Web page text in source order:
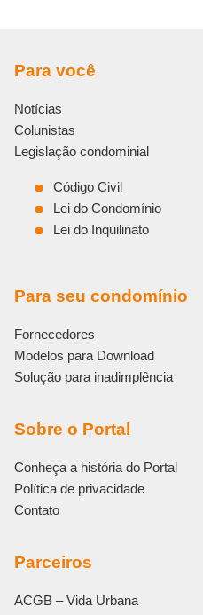
Para você
Notícias
Colunistas
Legislação condominial
Código Civil
Lei do Condomínio
Lei do Inquilinato
Para seu condomínio
Fornecedores
Modelos para Download
Solução para inadimplência
Sobre o Portal
Conheça a história do Portal
Política de privacidade
Contato
Parceiros
ACGB – Vida Urbana